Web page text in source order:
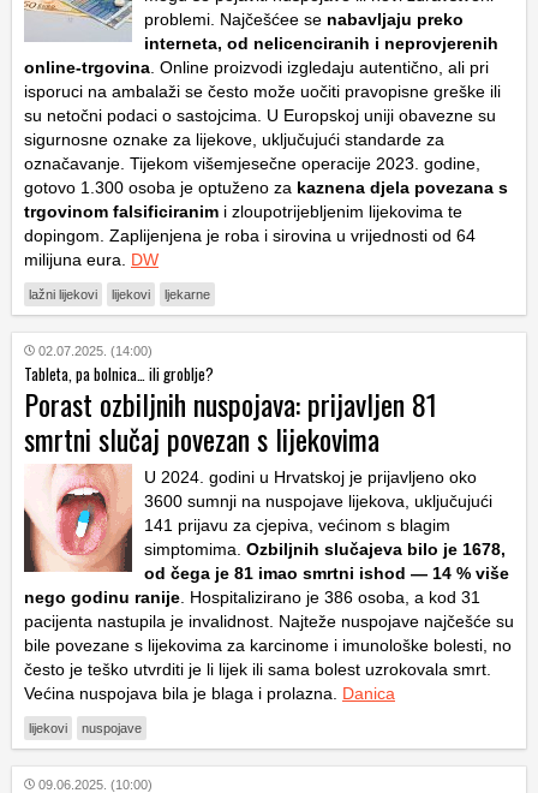
problemi. Najčešćee se nabavljaju preko
interneta, od nelicenciranih i neprovjerenih
online-trgovina . Online proizvodi izgledaju autentično, ali pri
isporuci na ambalaži se često može uočiti pravopisne greške ili
su netočni podaci o sastojcima. U Europskoj uniji obavezne su
sigurnosne oznake za lijekove, uključujući standarde za
označavanje. Tijekom višemjesečne operacije 2023. godine,
gotovo 1.300 osoba je optuženo za kaznena djela povezana s
trgovinom falsificiranim i zloupotrijebljenim lijekovima te
dopingom. Zaplijenjena je roba i sirovina u vrijednosti od 64
milijuna eura. DW
lažni lijekovi lijekovi ljekarne
02.07.2025. (14:00)
Tableta, pa bolnica… ili groblje?
Porast ozbiljnih nuspojava: prijavljen 81
smrtni slučaj povezan s lijekovima
U 2024. godini u Hrvatskoj je prijavljeno oko
3600 sumnji na nuspojave lijekova, uključujući
141 prijavu za cjepiva, većinom s blagim
simptomima. Ozbiljnih slučajeva bilo je 1678,
od čega je 81 imao smrtni ishod — 14 % više
nego godinu ranije . Hospitalizirano je 386 osoba, a kod 31
pacijenta nastupila je invalidnost. Najteže nuspojave najčešće su
bile povezane s lijekovima za karcinome i imunološke bolesti, no
često je teško utvrditi je li lijek ili sama bolest uzrokovala smrt.
Većina nuspojava bila je blaga i prolazna. Danica
lijekovi nuspojave
09.06.2025. (10:00)